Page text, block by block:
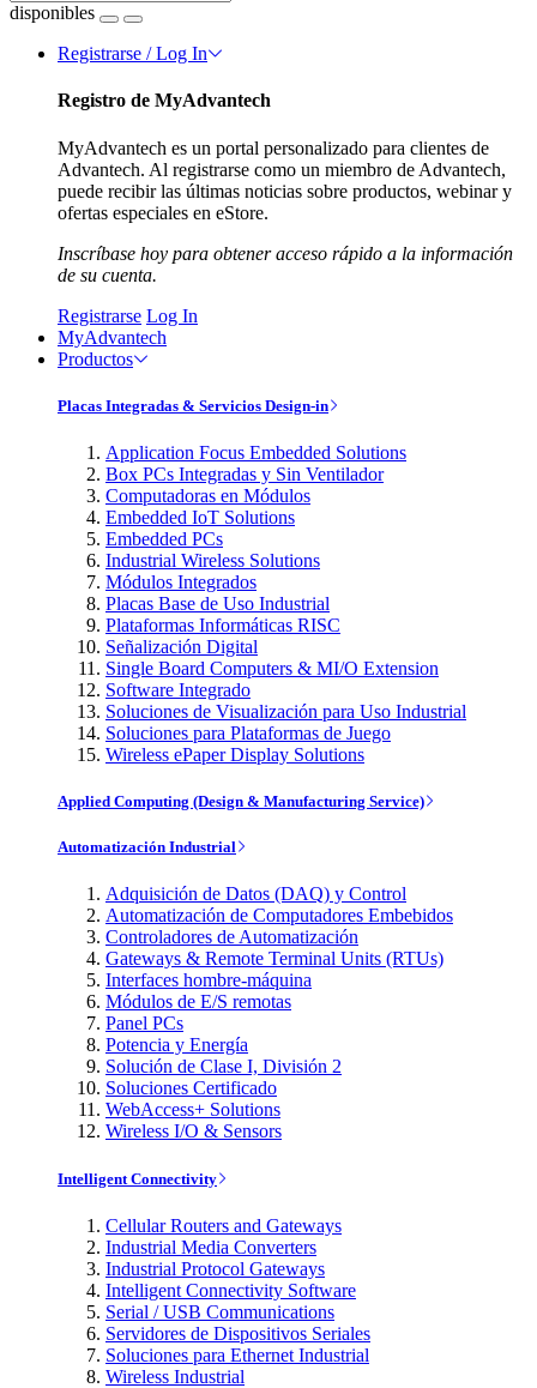
disponibles
Registrarse / Log In
Registro de MyAdvantech
MyAdvantech es un portal personalizado para clientes de
Advantech. Al registrarse como un miembro de Advantech,
puede recibir las últimas noticias sobre productos, webinar y
ofertas especiales en eStore.
Inscríbase hoy para obtener acceso rápido a la información
de su cuenta.
Registrarse Log In
MyAdvantech
Productos
Placas Integradas & Servicios Design-in
Application Focus Embedded Solutions
Box PCs Integradas y Sin Ventilador
Computadoras en Módulos
Embedded IoT Solutions
Embedded PCs
Industrial Wireless Solutions
Módulos Integrados
Placas Base de Uso Industrial
Plataformas Informáticas RISC
Señalización Digital
Single Board Computers & MI/O Extension
Software Integrado
Soluciones de Visualización para Uso Industrial
Soluciones para Plataformas de Juego
Wireless ePaper Display Solutions
Applied Computing (Design & Manufacturing Service)
Automatización Industrial
Adquisición de Datos (DAQ) y Control
Automatización de Computadores Embebidos
Controladores de Automatización
Gateways & Remote Terminal Units (RTUs)
Interfaces hombre-máquina
Módulos de E/S remotas
Panel PCs
Potencia y Energía
Solución de Clase I, División 2
Soluciones Certificado
WebAccess+ Solutions
Wireless I/O & Sensors
Intelligent Connectivity
Cellular Routers and Gateways
Industrial Media Converters
Industrial Protocol Gateways
Intelligent Connectivity Software
Serial / USB Communications
Servidores de Dispositivos Seriales
Soluciones para Ethernet Industrial
Wireless Industrial